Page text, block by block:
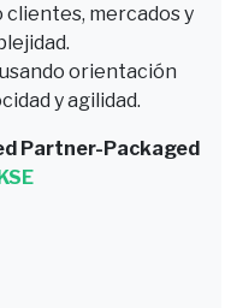
clientes, mercados y
orientación
y agilidad.
Partner-Packaged